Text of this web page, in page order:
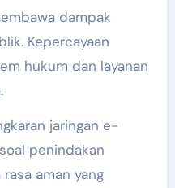
dampak
Kepercayaan
hukum dan layanan
jaringan e-
penindakan
aman yang